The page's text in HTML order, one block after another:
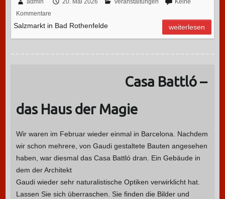
admin 20. Mai 2026 Veranstaltungen
Keine
Kommentare
Salzmarkt in Bad Rothenfelde weiterlesen
Casa Battló –
das Haus der Magie
Wir waren im Februar wieder einmal in Barcelona. Nachdem
wir schon mehrere, von Gaudi gestaltete Bauten angesehen
haben, war diesmal das Casa Battló dran. Ein Gebäude in
dem der Architekt
Gaudi wieder sehr naturalistische Optiken verwirklicht hat.
Lassen Sie sich überraschen. Sie finden die Bilder und